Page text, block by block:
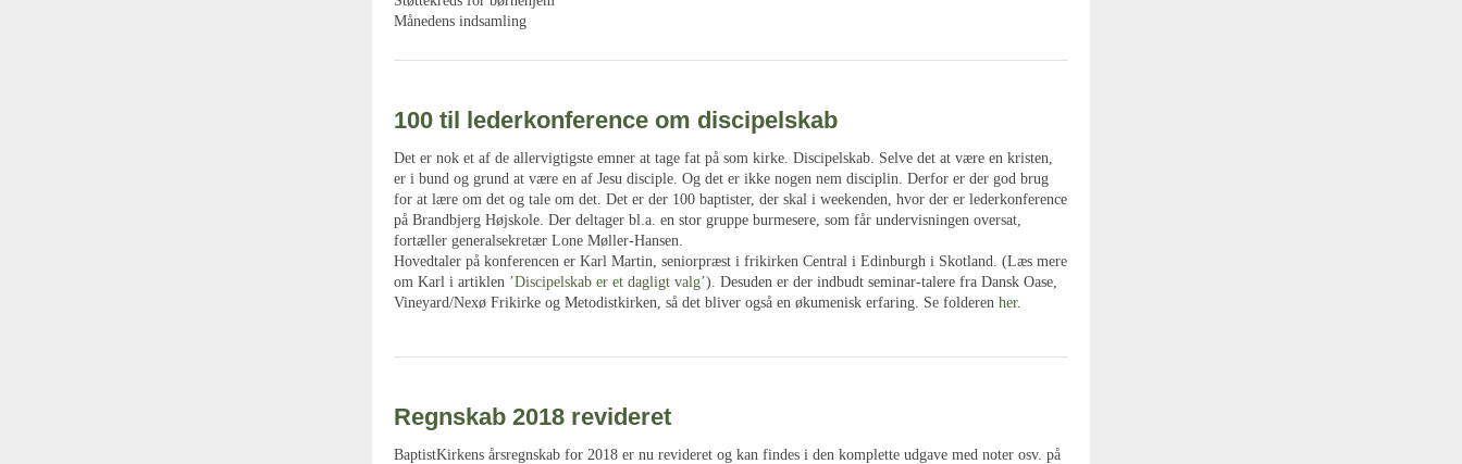
Månedens indsamling
100 til lederkonference om discipelskab
Det er nok et af de allervigtigste emner at tage fat på som kirke. Discipelskab. Selve det at være en kristen,
er i bund og grund at være en af Jesu disciple. Og det er ikke nogen nem disciplin. Derfor er der god brug
for at lære om det og tale om det. Det er der 100 baptister, der skal i weekenden, hvor der er lederkonference
på Brandbjerg Højskole. Der deltager bl.a. en stor gruppe burmesere, som får undervisningen oversat,
fortæller generalsekretær Lone Møller-Hansen.
Hovedtaler på konferencen er Karl Martin, seniorpræst i frikirken Central i Edinburgh i Skotland. (Læs mere
om Karl i artiklen ’Discipelskab er et dagligt valg’). Desuden er der indbudt seminar-talere fra Dansk Oase,
Vineyard/Nexø Frikirke og Metodistkirken, så det bliver også en økumenisk erfaring. Se folderen her.
Regnskab 2018 revideret
BaptistKirkens årsregnskab for 2018 er nu revideret og kan findes i den komplette udgave med noter osv. på